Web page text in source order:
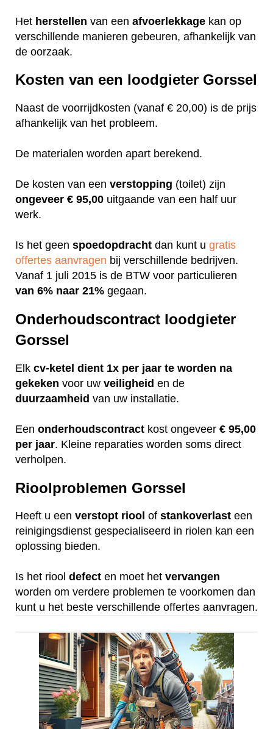
Het herstellen van een afvoerlekkage kan op
verschillende manieren gebeuren, afhankelijk van
de oorzaak.
Kosten van een loodgieter Gorssel
Naast de voorrijdkosten (vanaf € 20,00) is de prijs
afhankelijk van het probleem.
De materialen worden apart berekend.
De kosten van een verstopping (toilet) zijn
ongeveer € 95,00 uitgaande van een half uur
werk.
Is het geen spoedopdracht dan kunt u gratis
offertes aanvragen bij verschillende bedrijven.
Vanaf 1 juli 2015 is de BTW voor particulieren
van 6% naar 21% gegaan.
Onderhoudscontract loodgieter
Gorssel
Elk cv-ketel dient 1x per jaar te worden na
gekeken voor uw veiligheid en de
duurzaamheid van uw installatie.
Een onderhoudscontract kost ongeveer € 95,00
per jaar. Kleine reparaties worden soms direct
verholpen.
Rioolproblemen Gorssel
Heeft u een verstopt riool of stankoverlast een
reinigingsdienst gespecialiseerd in riolen kan een
oplossing bieden.
Is het riool defect en moet het vervangen
worden om verdere problemen te voorkomen dan
kunt u het beste verschillende offertes aanvragen.